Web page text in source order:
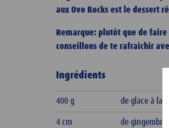
aux Ovo Rocks est le dessert
Remarque: plutôt que de
conseillons de te rafraîchir
Ingrédients
400 g de glace à la
4 cm de